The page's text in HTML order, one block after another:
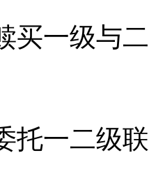
一级与二
一二级联